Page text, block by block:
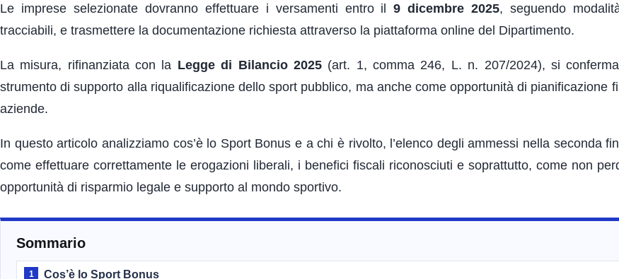
Le imprese selezionate dovranno effettuare i versamenti entro il9 dicembre 2025, seguendo
tracciabili, e trasmettere la documentazione richiesta attraverso la piattaforma online del Dipartimento.
La misura, rifinanziata con la Legge di Bilancio 2025(art. 1, comma 246, L. n. 207/2024), si
strumento di supporto alla riqualificazione dello sport pubblico, ma anche come opportunità di pianificazione
aziende.
In questo articolo analizziamo cos’è lo Sport Bonus e a chi è rivolto, l’elenco degli ammessi nella seconda
come effettuare correttamente le erogazioni liberali, i benefici fiscali riconosciuti e soprattutto, come non
opportunità di risparmio legale e supporto al mondo sportivo.
Sommario
1 Cos’è lo Sport Bonus